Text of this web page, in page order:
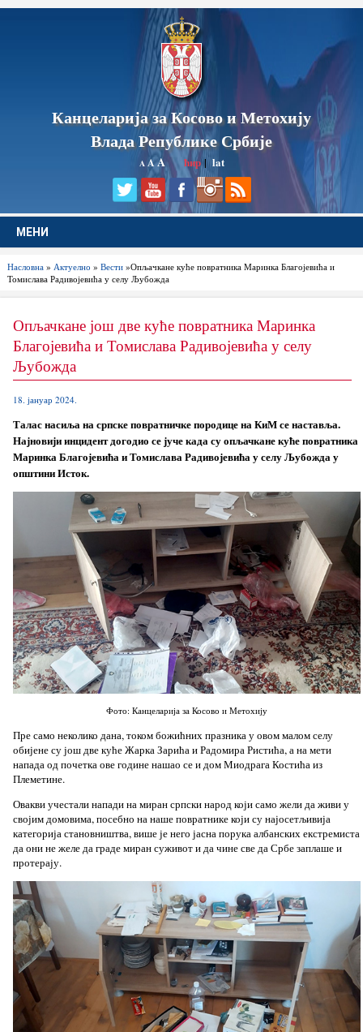
Канцеларија за Косово и Метохију
Влада Републике Србије
A AA ћир|lat
МЕНИ
Насловна» Актуелно » Вести»Опљачкане куће повратника Маринка Благојевића и
Томислава Радивојевића у селу Љубожда
Опљачкане још две куће повратника Маринка
Благојевића и Томислава Радивојевића у селу
Љубожда
18. јануар 2024.
Талас насиља на српске повратничке породице на КиМ се наставља.
Најновији инцидент догодио се јуче када су опљачкане куће повратника
Маринка Благојевића и Томислава Радивојевића у селу Љубожда у
општини Исток.
Фото: Канцеларија за Косово и Метохију
Пре само неколико дана, током божићних празника у овом малом селу
обијене су још две куће Жарка Зарића и Радомира Ристића, а на мети
напада од почетка ове године нашао се и дом Миодрага Костића из
Племетине.
Овакви учестали напади на миран српски народ који само жели да живи у
својим домовима, посебно на наше повратнике који су најосетљивија
категорија становништва, више је него јасна порука албанских екстремиста
да они не желе да граде миран суживот и да чине све да Србе заплаше и
протерају.